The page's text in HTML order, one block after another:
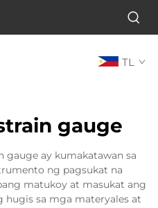
TL
gauge
gauge ay kumakatawan sa
ng pagsukat na
matukoy at masukat ang
hugis sa mga materyales at